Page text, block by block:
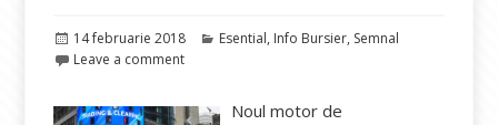
Publicat
pe
14 februarie 2018 Categorii
Esential, Info Bursier, Semnal
Leave a comment
Noul motor de